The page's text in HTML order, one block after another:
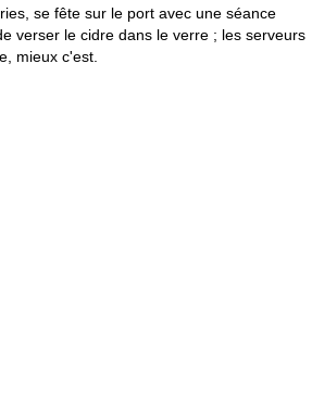
se fête sur le port avec une séance
verser le cidre dans le verre ; les serveurs
mieux c'est.